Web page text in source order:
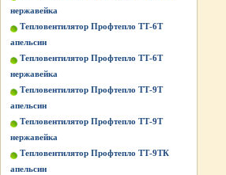
нержавейка
Тепловентилятор Профтепло ТТ-6Т
апельсин
Тепловентилятор Профтепло ТТ-6Т
нержавейка
Тепловентилятор Профтепло ТТ-9Т
апельсин
Тепловентилятор Профтепло ТТ-9Т
нержавейка
Тепловентилятор Профтепло ТТ-9ТК
апельсин